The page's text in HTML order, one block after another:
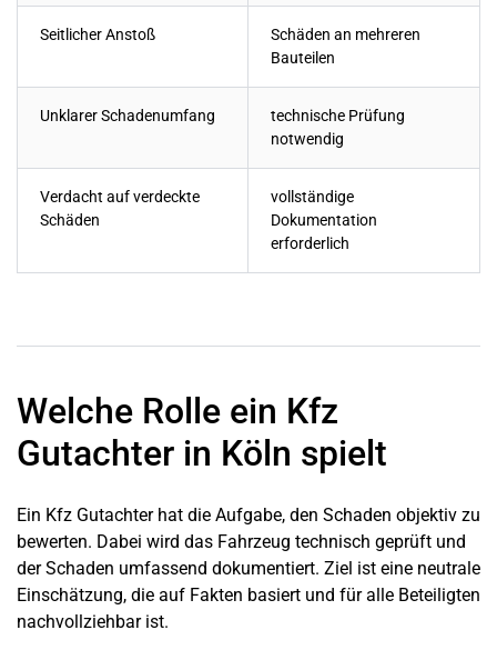
Seitlicher Anstoß
Schäden an mehreren
Bauteilen
Unklarer Schadenumfang
technische Prüfung
notwendig
Verdacht auf verdeckte
Schäden
vollständige
Dokumentation
erforderlich
Welche Rolle ein Kfz
Gutachter in Köln spielt
Ein Kfz Gutachter hat die Aufgabe, den Schaden objektiv zu
bewerten. Dabei wird das Fahrzeug technisch geprüft und
der Schaden umfassend dokumentiert. Ziel ist eine neutrale
Einschätzung, die auf Fakten basiert und für alle Beteiligten
nachvollziehbar ist.